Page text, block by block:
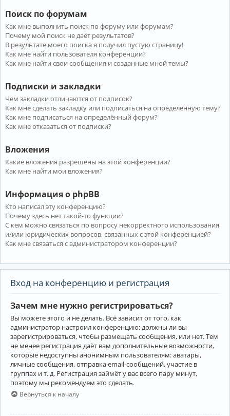
Поиск по форумам
Как мне выполнить поиск по форуму или форумам?
Почему мой поиск не даёт результатов?
В результате моего поиска я получил пустую страницу!
Как мне найти пользователя конференции?
Как мне найти свои сообщения и созданные мной темы?
Подписки и закладки
Чем закладки отличаются от подписок?
Как мне сделать закладку или подписаться на определённую тему?
Как мне подписаться на определённый форум?
Как мне отказаться от подписки?
Вложения
Какие вложения разрешены на этой конференции?
Как мне найти мои вложения?
Информация о phpBB
Кто написал эту конференцию?
Почему здесь нет такой-то функции?
С кем можно связаться по вопросу некорректного использования
и/или юридических вопросов, связанных с этой конференцией?
Как мне связаться с администратором конференции?
Вход на конференцию и регистрация
Зачем мне нужно регистрироваться?
Вы можете этого и не делать. Всё зависит от того, как
администратор настроил конференцию: должны ли вы
зарегистрироваться, чтобы размещать сообщения, или нет. Тем
не менее регистрация даёт вам дополнительные возможности,
которые недоступны анонимным пользователям: аватары,
личные сообщения, отправка email-сообщений, участие в
группах и т. д. Регистрация займёт у вас всего пару минут,
поэтому мы рекомендуем это сделать.
Вернуться к началу